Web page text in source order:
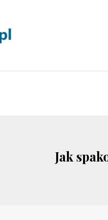
Jak